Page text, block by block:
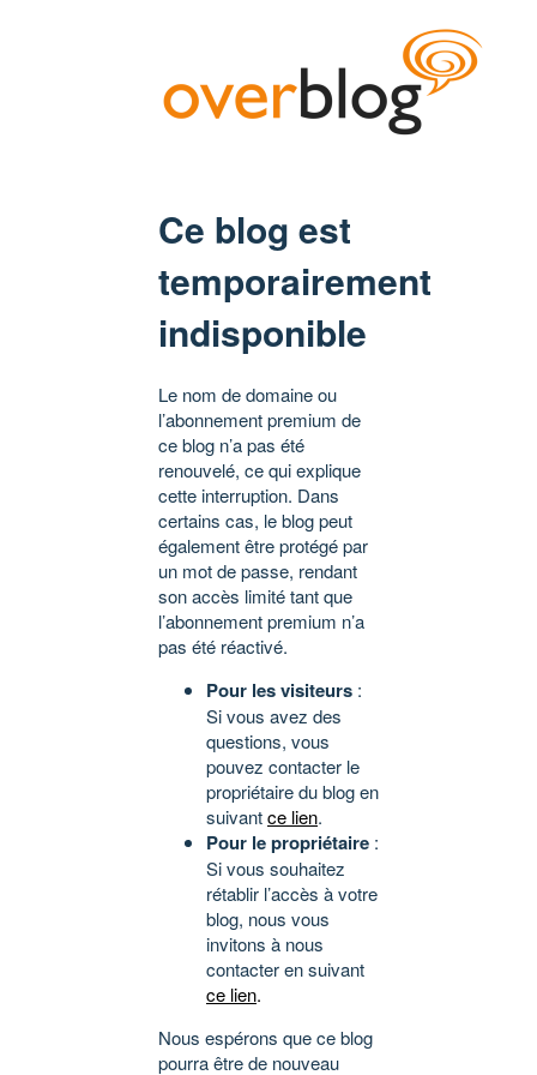
Ce blog est
temporairement
indisponible
Le nom de domaine ou
l’abonnement premium de
ce blog n’a pas été
renouvelé, ce qui explique
cette interruption. Dans
certains cas, le blog peut
également être protégé par
un mot de passe, rendant
son accès limité tant que
l’abonnement premium n’a
pas été réactivé.
Pour les visiteurs :
Si vous avez des
questions, vous
pouvez contacter le
propriétaire du blog en
suivantce lien.
Pour le propriétaire :
Si vous souhaitez
rétablir l’accès à votre
blog, nous vous
invitons à nous
contacter en suivant
ce lien.
Nous espérons que ce blog
pourra être de nouveau